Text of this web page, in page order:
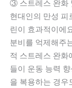
③ 스트레스 완화
현대인의 만성
린이 효과적이에
분비를 억제해주
적 스트레스 완화
들이 운동 능력
을 복용하는 경우